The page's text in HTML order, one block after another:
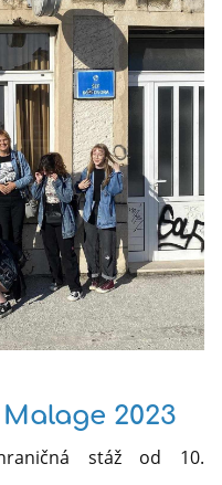
2023
stáž od 10.